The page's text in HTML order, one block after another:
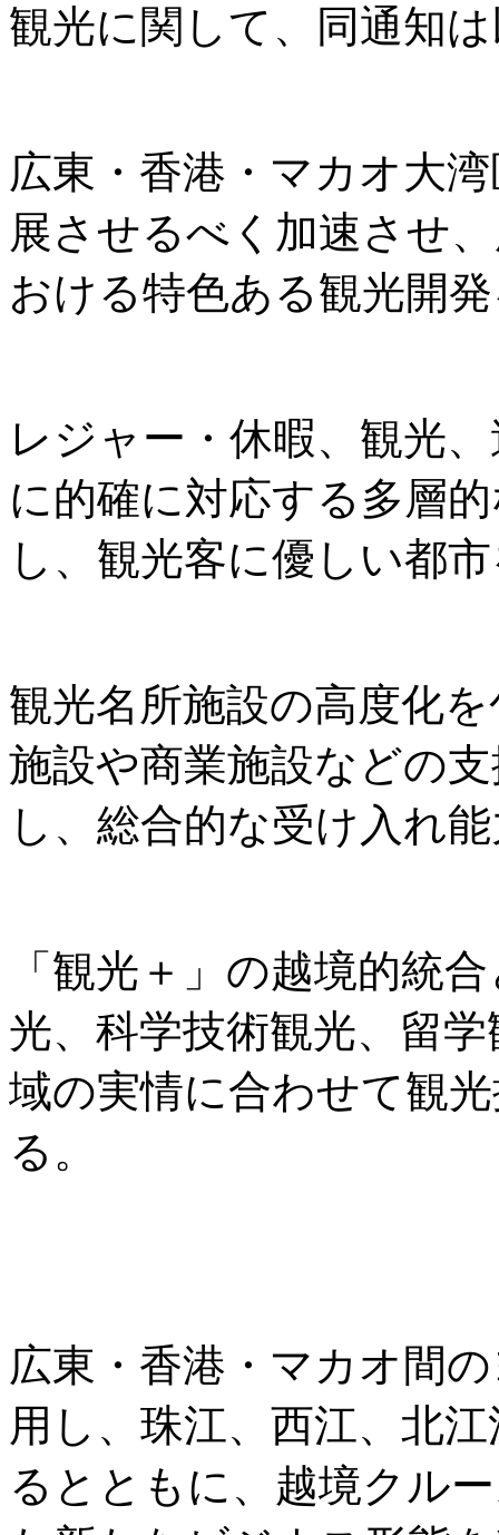
観光に関して、同通知
広東・香港・マカオ大
展させるべく加速させ
おける特色ある観光開
レジャー・休暇、観光
に的確に対応する多層
し、観光客に優しい都
観光名所施設の高度化
施設や商業施設などの
し、総合的な受け入れ
「観光＋」の越境的統
光、科学技術観光、留
域の実情に合わせて観
る。
広東・香港・マカオ間
用し、珠江、西江、北
るとともに、越境クル